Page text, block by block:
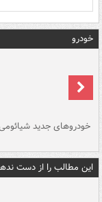
خودرو
خودروهای جدید شیائومی
این مطالب را از دست